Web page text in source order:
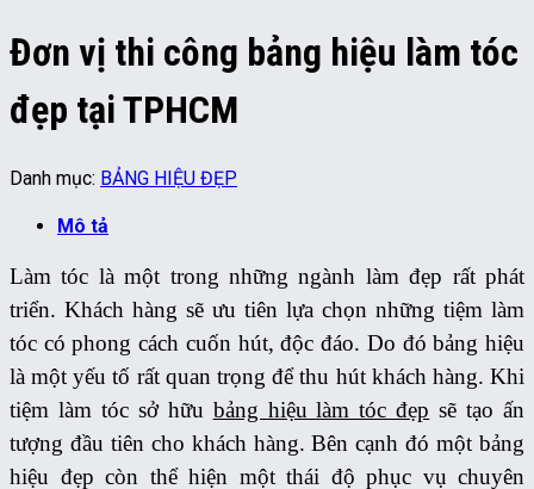
Đơn vị thi công bảng hiệu làm tóc
đẹp tại TPHCM
Danh mục: BẢNG HIỆU ĐẸP
Mô tả
Làm tóc là một trong những ngành làm đẹp rất phát
triển. Khách hàng sẽ ưu tiên lựa chọn những tiệm làm
tóc có phong cách cuốn hút, độc đáo. Do đó bảng hiệu
là một yếu tố rất quan trọng để thu hút khách hàng. Khi
tiệm làm tóc sở hữu bảng hiệu làm tóc đẹp sẽ tạo ấn
tượng đầu tiên cho khách hàng. Bên cạnh đó một bảng
hiệu đẹp còn thể hiện một thái độ phục vụ chuyên